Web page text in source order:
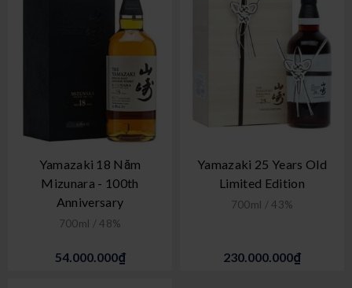
Yamazaki 18 Năm
Mizunara - 100th
Anniversary
700ml / 48%
54.000.000₫
Yamazaki 25 Years Old
Limited Edition
700ml / 43%
230.000.000₫